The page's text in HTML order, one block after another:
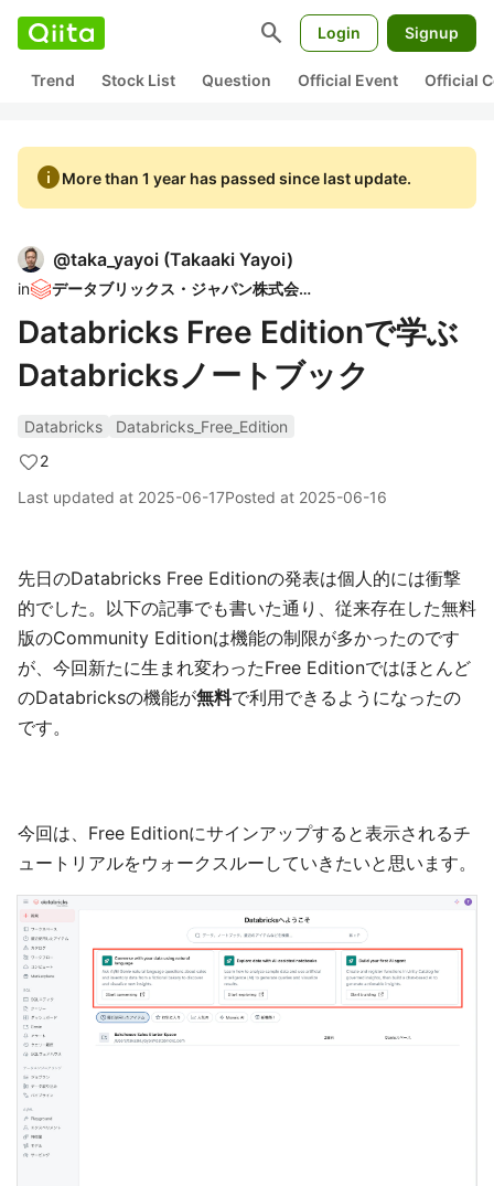
search Login Signup
Trend Stock List Question Official Event Official
infoMore than 1 year has passed since last update.
@taka_yayoi (Takaaki Yayoi)
in データブリックス・ジャパン株式会社
Databricks Free Editionで学ぶ
Databricksノートブック
Databricks
Databricks_Free_Edition
2
Last updated at 2025-06-17Posted at 2025-06-16
先日のDatabricks Free Editionの発表は個人的には衝撃
的でした。以下の記事でも書いた通り、従来存在した無料
版のCommunity Editionは機能の制限が多かったのです
が、今回新たに生まれ変わったFree Editionではほとんど
のDatabricksの機能が無料で利用できるようになったの
です。
今回は、Free Editionにサインアップすると表示されるチ
ュートリアルをウォークスルーしていきたいと思います。